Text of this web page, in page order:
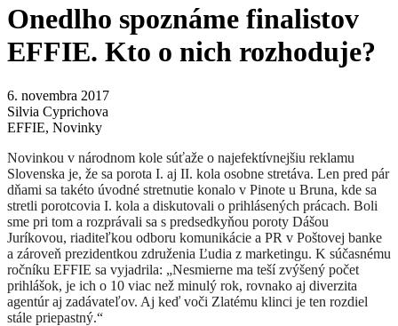
Onedlho spoznáme finalistov
EFFIE. Kto o nich rozhoduje?
6. novembra 2017
Silvia Cyprichova
EFFIE, Novinky
Novinkou v národnom kole súťaže o najefektívnejšiu reklamu
Slovenska je, že sa porota I. aj II. kola osobne stretáva. Len pred pár
dňami sa takéto úvodné stretnutie konalo v Pinote u Bruna, kde sa
stretli porotcovia I. kola a diskutovali o prihlásených prácach. Boli
sme pri tom a rozprávali sa s predsedkyňou poroty Dášou
Juríkovou, riaditeľkou odboru komunikácie a PR v Poštovej banke
a zároveň prezidentkou združenia Ľudia z marketingu. K súčasnému
ročníku EFFIE sa vyjadrila: „Nesmierne ma teší zvýšený počet
prihlášok, je ich o 10 viac než minulý rok, rovnako aj diverzita
agentúr aj zadávateľov. Aj keď voči Zlatému klinci je ten rozdiel
stále priepastný.“